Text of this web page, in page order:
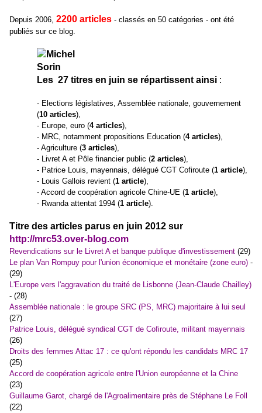
Depuis 2006, 2200 articles - classés en 50 catégories - ont été
publiés sur ce blog.
Les 27 titres en juin se répartissent ainsi :
- Elections législatives, Assemblée nationale, gouvernement
(10 articles),
- Europe, euro (4 articles),
- MRC, notamment propositions Education (4 articles),
- Agriculture (3 articles),
- Livret A et Pôle financier public (2 articles),
- Patrice Louis, mayennais, délégué CGT Cofiroute (1 article),
- Louis Gallois revient (1 article),
- Accord de coopération agricole Chine-UE (1 article),
- Rwanda attentat 1994 (1 article).
Titre des articles parus en juin 2012 sur
http://mrc53.over-blog.com
Revendications sur le Livret A et banque publique d'investissement (29)
Le plan Van Rompuy pour l'union économique et monétaire (zone euro) -
(29)
L'Europe vers l'aggravation du traité de Lisbonne (Jean-Claude Chailley)
- (28)
Assemblée nationale : le groupe SRC (PS, MRC) majoritaire à lui seul
(27)
Patrice Louis, délégué syndical CGT de Cofiroute, militant mayennais
(26)
Droits des femmes Attac 17 : ce qu'ont répondu les candidats MRC 17
(25)
Accord de coopération agricole entre l'Union européenne et la Chine
(23)
Guillaume Garot, chargé de l'Agroalimentaire près de Stéphane Le Foll
(22)